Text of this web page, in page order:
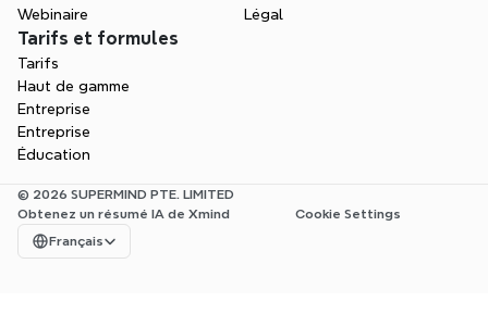
Webinaire
Légal
Tarifs et formules
Tarifs
Haut de gamme
Entreprise
Entreprise
Éducation
© 2026 SUPERMIND PTE. LIMITED
Obtenez un résumé IA de Xmind
Cookie Settings
Select Language
Français